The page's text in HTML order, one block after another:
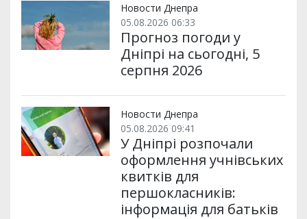
Новости Днепра
05.08.2026 06:33
Прогноз погоди у
Дніпрі на сьогодні, 5
серпня 2026
Новости Днепра
05.08.2026 09:41
У Дніпрі розпочали
оформлення учнівських
квитків для
першокласників:
інформація для батьків